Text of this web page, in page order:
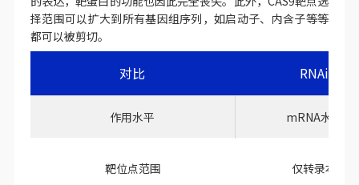
择范围可以扩大到所有基因组序列，如启动子、内含子等等
都可以被剪切。
对比 RNAi
作用水平 mRNA水平
靶位点范围 仅转录本